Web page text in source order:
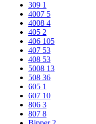
309 1
4007 5
4008 4
405 2
406 105
407 53
408 53
5008 13
508 36
605 1
607 10
806 3
807 8